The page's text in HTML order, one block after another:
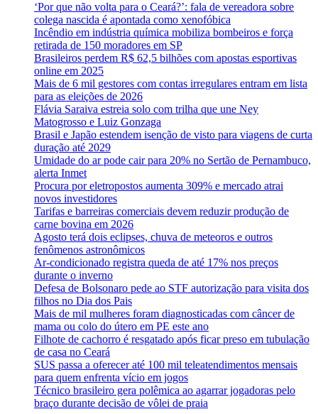
‘Por que não volta para o Ceará?’: fala de vereadora sobre
colega nascida é apontada como xenofóbica
Incêndio em indústria química mobiliza bombeiros e força
retirada de 150 moradores em SP
Brasileiros perdem R$ 62,5 bilhões com apostas esportivas
online em 2025
Mais de 6 mil gestores com contas irregulares entram em lista
para as eleições de 2026
Flávia Saraiva estreia solo com trilha que une Ney
Matogrosso e Luiz Gonzaga
Brasil e Japão estendem isenção de visto para viagens de curta
duração até 2029
Umidade do ar pode cair para 20% no Sertão de Pernambuco,
alerta Inmet
Procura por eletropostos aumenta 309% e mercado atrai
novos investidores
Tarifas e barreiras comerciais devem reduzir produção de
carne bovina em 2026
Agosto terá dois eclipses, chuva de meteoros e outros
fenômenos astronômicos
Ar-condicionado registra queda de até 17% nos preços
durante o inverno
Defesa de Bolsonaro pede ao STF autorização para visita dos
filhos no Dia dos Pais
Mais de mil mulheres foram diagnosticadas com câncer de
mama ou colo do útero em PE este ano
Filhote de cachorro é resgatado após ficar preso em tubulação
de casa no Ceará
SUS passa a oferecer até 100 mil teleatendimentos mensais
para quem enfrenta vício em jogos
Técnico brasileiro gera polêmica ao agarrar jogadoras pelo
braço durante decisão de vôlei de praia